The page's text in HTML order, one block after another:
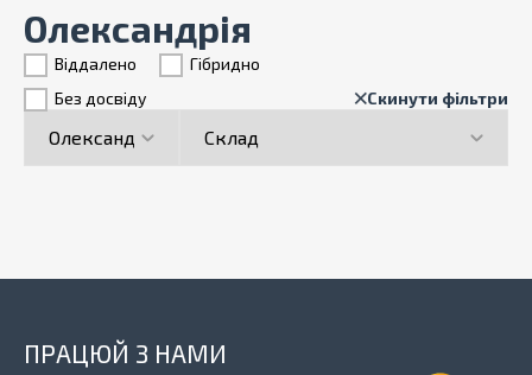
Олександрія
Віддалено
Гiбридно
Без досвіду
Скинути фільтри
ПРАЦЮЙ З НАМИ